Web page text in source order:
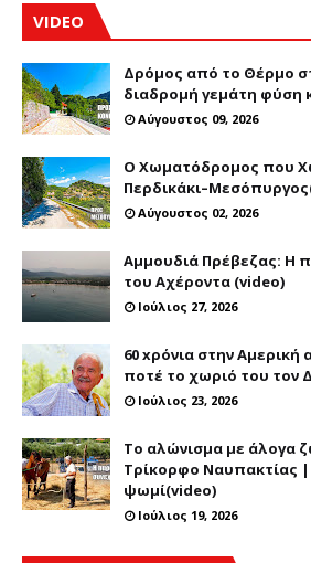
VIDEO
Δρόμος από το Θέρμο
διαδρομή γεμάτη φύση
Αύγουστος 09, 2026
Ο Χωματόδρομος που
Αύγουστος 02, 2026
Αμμουδιά Πρέβεζας: Η
του Αχέροντα (video)
Ιούλιος 27, 2026
60 xρόνια στην Αμερική
ποτέ το χωριό του τον
Ιούλιος 23, 2026
Το αλώνισμα με άλογα
Τρίκορφο Ναυπακτίας
ψωμί(video)
Ιούλιος 19, 2026